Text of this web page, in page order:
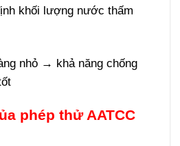
khối lượng nước thấm
nhỏ → khả năng chống
phép thử AATCC